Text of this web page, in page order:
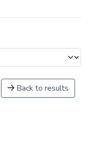
Back to results